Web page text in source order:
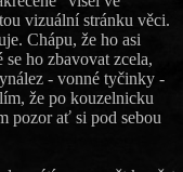
vizuální stránku věci.
že ho asi
zcela,